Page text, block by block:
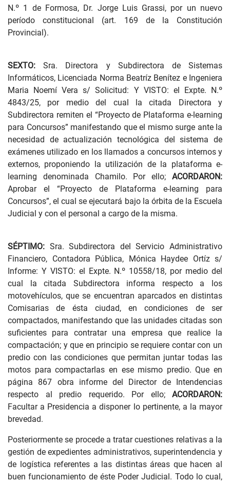
N.º 1 de Formosa, Dr. Jorge Luis Grassi, por un nuevo
período constitucional (art. 169 de la Constitución
Provincial).
SEXTO: Sra. Directora y Subdirectora de Sistemas
Informáticos, Licenciada Norma Beatríz Benítez e Ingeniera
Maria Noemí Vera s/ Solicitud: Y VISTO: el Expte. N.º
4843/25, por medio del cual la citada Directora y
Subdirectora remiten el “Proyecto de Plataforma e-learning
para Concursos” manifestando que el mismo surge ante la
necesidad de actualización tecnológica del sistema de
exámenes utilizado en los llamados a concursos internos y
externos, proponiendo la utilización de la plataforma e-
learning denominada Chamilo. Por ello; ACORDARON:
Aprobar el “Proyecto de Plataforma e-learning para
Concursos”, el cual se ejecutará bajo la órbita de la Escuela
Judicial y con el personal a cargo de la misma.
SÉPTIMO: Sra. Subdirectora del Servicio Administrativo
Financiero, Contadora Pública, Mónica Haydee Ortíz s/
Informe: Y VISTO: el Expte. N.º 10558/18, por medio del
cual la citada Subdirectora informa respecto a los
motovehículos, que se encuentran aparcados en distintas
Comisarias de ésta ciudad, en condiciones de ser
compactados, manifestando que las unidades citadas son
suficientes para contratar una empresa que realice la
compactación; y que en principio se requiere contar con un
predio con las condiciones que permitan juntar todas las
motos para compactarlas en ese mismo predio. Que en
página 867 obra informe del Director de Intendencias
respecto al predio requerido. Por ello; ACORDARON:
Facultar a Presidencia a disponer lo pertinente, a la mayor
brevedad.
Posteriormente se procede a tratar cuestiones relativas a la
gestión de expedientes administrativos, superintendencia y
de logística referentes a las distintas áreas que hacen al
buen funcionamiento de éste Poder Judicial. Todo lo cual,